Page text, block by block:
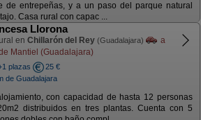
de entrepeñas, y a un paso del parque natural
Casa rural con capac ...
Llorona
en Chillarón del Rey (Guadalajara)
a
Mantiel (Guadalajara)
plazas
25 €
de Guadalajara
con capacidad de hasta 12 personas
distribuidos en tres plantas. Cuenta con 5